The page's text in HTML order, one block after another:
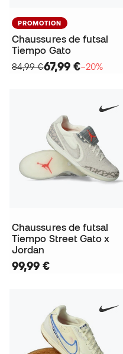
PROMOTION
Chaussures de futsal
Tiempo Gato
84,99 €67,99 €−20%
Chaussures de futsal
Tiempo Street Gato x
Jordan
99,99 €